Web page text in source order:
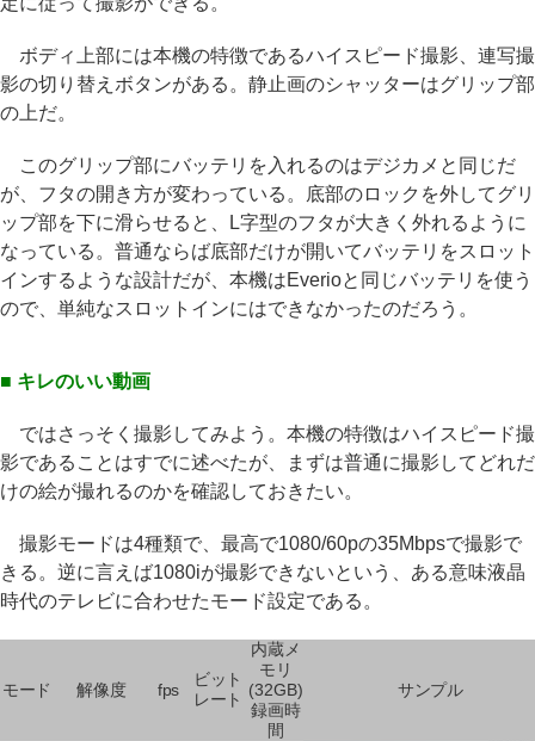
ボディ上部には本機の特徴であるハイスピード撮影、連写撮
影の切り替えボタンがある。静止画のシャッターはグリップ部
の上だ。
このグリップ部にバッテリを入れるのはデジカメと同じだ
が、フタの開き方が変わっている。底部のロックを外してグリ
ップ部を下に滑らせると、L字型のフタが大きく外れるように
なっている。普通ならば底部だけが開いてバッテリをスロット
インするような設計だが、本機はEverioと同じバッテリを使う
ので、単純なスロットインにはできなかったのだろう。
■ キレのいい動画
ではさっそく撮影してみよう。本機の特徴はハイスピード撮
影であることはすでに述べたが、まずは普通に撮影してどれだ
けの絵が撮れるのかを確認しておきたい。
撮影モードは4種類で、最高で1080/60pの35Mbpsで撮影で
きる。逆に言えば1080iが撮影できないという、ある意味液晶
時代のテレビに合わせたモード設定である。
モード 解像度 fps
ビット
レート
内蔵メ
モリ
(32GB)
録画時
間
サンプル